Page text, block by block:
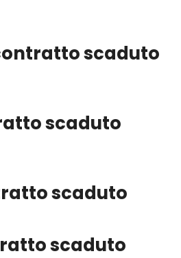
scaduto
scaduto
scaduto
scaduto